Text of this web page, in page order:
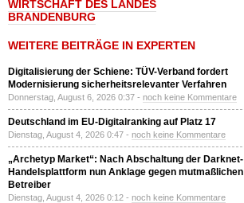
WIRTSCHAFT DES LANDES
BRANDENBURG
WEITERE BEITRÄGE IN EXPERTEN
Digitalisierung der Schiene: TÜV-Verband fordert
Modernisierung sicherheitsrelevanter Verfahren
Donnerstag, August 6, 2026 0:37 - noch keine Kommentare
Deutschland im EU-Digitalranking auf Platz 17
Dienstag, August 4, 2026 0:47 - noch keine Kommentare
„Archetyp Market“: Nach Abschaltung der Darknet-
Handelsplattform nun Anklage gegen mutmaßlichen
Betreiber
Dienstag, August 4, 2026 0:12 - noch keine Kommentare